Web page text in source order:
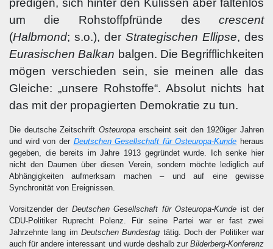
predigen, sich hinter den Kulissen aber faltenlos
um die Rohstoffpfründe des crescent
(Halbmond; s.o.), der Strategischen Ellipse, des
Eurasischen Balkan balgen. Die Begrifflichkeiten
mögen verschieden sein, sie meinen alle das
Gleiche: „unsere Rohstoffe“. Absolut nichts hat
das mit der propagierten Demokratie zu tun.
Die deutsche Zeitschrift Osteuropaerscheint seit den 1920iger Jahren
und wird von der Deutschen Gesellschaft für Osteuropa-Kunde heraus
gegeben, die bereits im Jahre 1913 gegründet wurde. Ich senke hier
nicht den Daumen über diesen Verein, sondern möchte lediglich auf
Abhängigkeiten aufmerksam machen – und auf eine gewisse
Synchronität von Ereignissen.
Vorsitzender der Deutschen Gesellschaft für Osteuropa-Kunde ist der
CDU-Politiker Ruprecht Polenz. Für seine Partei war er fast zwei
Jahrzehnte lang im Deutschen Bundestag tätig. Doch der Politiker war
auch für andere interessant und wurde deshalb zur Bilderberg-Konferenz